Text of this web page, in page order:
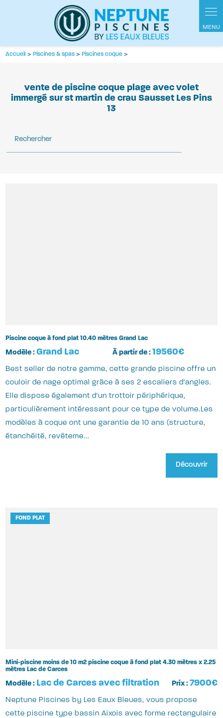
Accueil >Piscines & spas >Piscines coque>
vente de piscine coque plage avec volet
immergé sur st martin de crau Sausset Les Pins
13
Rechercher
Piscine coque à fond plat 10.40 mètres Grand Lac
Modèle :Grand Lac À partir de : 19560€
Best seller de notre gamme, cette grande piscine offre un
couloir de nage optimal grâce à ses 2 escaliers d'angles.
Elle dispose également d'un trottoir périphérique,
particulièrement intéressant pour ce type de volume.Les
modèles à coque ont une garantie de 10 ans (structure,
étanchéité, revêteme...
Découvrir
FOND PLAT
Mini-piscine moins de 10 m2 piscine coque à fond plat 4.30 mètres x 2.25
mètres Lac de Carces
Modèle : Lac de Carces avec filtration Prix : 7900€
Neptune Piscines by Les Eaux Bleues, vous propose
cette piscine type bassin Aixois avec forme rectangulaire